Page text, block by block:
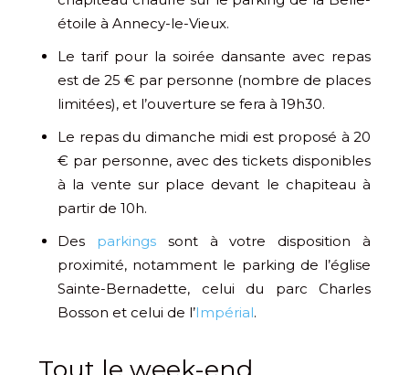
étoile à Annecy-le-Vieux.
Le tarif pour la soirée dansante avec repas
est de 25 € par personne (nombre de places
limitées), et l’ouverture se fera à 19h30.
Le repas du dimanche midi est proposé à 20
€ par personne, avec des tickets disponibles
à la vente sur place devant le chapiteau à
partir de 10h.
Des parkingssont à votre disposition à
proximité, notamment le parking de l’église
Sainte-Bernadette, celui du parc Charles
Bosson et celui de l’Impérial.